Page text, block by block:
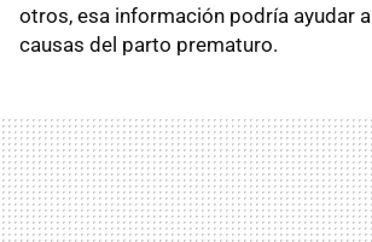
otros, esa información podría ayudar
causas del parto prematuro.